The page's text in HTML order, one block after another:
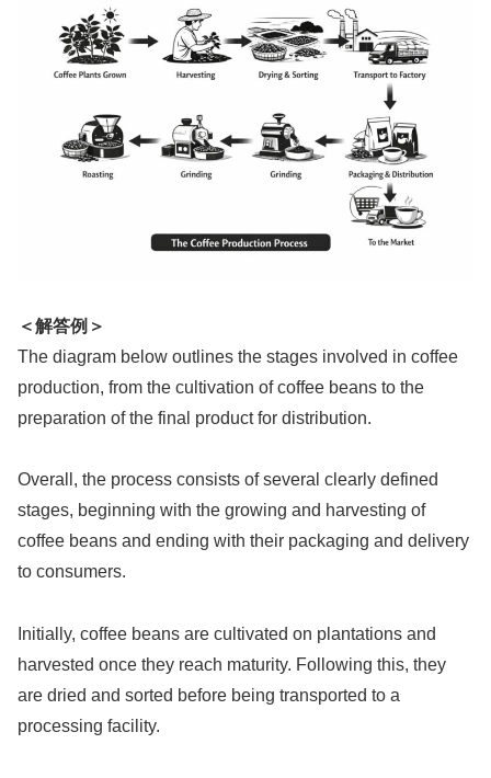
＜解答例＞
The diagram below outlines the stages involved in coffee
production, from the cultivation of coffee beans to the
preparation of the final product for distribution.
Overall, the process consists of several clearly defined
stages, beginning with the growing and harvesting of
coffee beans and ending with their packaging and delivery
to consumers.
Initially, coffee beans are cultivated on plantations and
harvested once they reach maturity. Following this, they
are dried and sorted before being transported to a
processing facility.